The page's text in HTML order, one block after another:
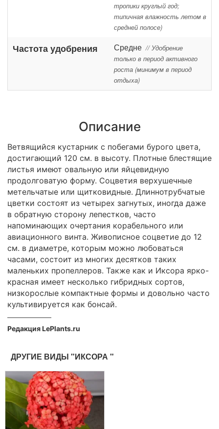
тропики круглый год;
типичная влажность летом в
средней полосе)
Частота удобрения Средне // Удобрение
только в период активного
роста (минимум в период
отдыха)
Описание
Ветвящийся кустарник с побегами бурого цвета,
достигающий 120 см. в высоту. Плотные блестящие
листья имеют овальную или яйцевидную
продолговатую форму. Соцветия верхушечные
метельчатые или щитковидные. Длиннотрубчатые
цветки состоят из четырех загнутых, иногда даже
в обратную сторону лепестков, часто
напоминающих очертания корабельного или
авиационного винта. Живописное соцветие до 12
см. в диаметре, которым можно любоваться
часами, состоит из многих десятков таких
маленьких пропеллеров. Также как и Иксора ярко-
красная имеет несколько гибридных сортов,
низкорослые компактные формы и довольно часто
культивируется как бонсай.
Редакция LePlants.ru
ДРУГИЕ ВИДЫ "ИКСОРА "